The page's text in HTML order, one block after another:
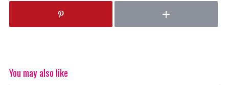
You may also like